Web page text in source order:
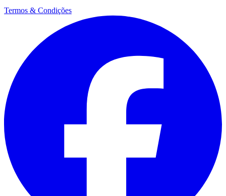
Termos & Condições